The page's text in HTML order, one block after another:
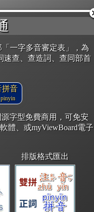
「一字多音審定表」，為
速查、查造詞、查同部首
拼音
字型免費商用，可免安
體、或myViewBoard電子
排版格式匯出